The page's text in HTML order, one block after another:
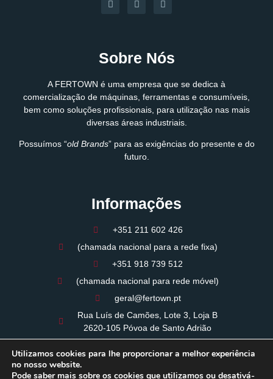
Sobre Nós
A FERTOWN é uma empresa que se dedica à
comercialização de máquinas, ferramentas e consumíveis,
bem como soluções profissionais, para utilização nas mais
diversas áreas industriais.
Possuímos “old Brands” para as exigências do presente e do
futuro.
Informações
+351 211 602 426
(chamada nacional para a rede fixa)
+351 918 739 512
(chamada nacional para rede móvel)
geral@fertown.pt
Rua Luís de Camões, Lote 3, Loja B
2620-105 Póvoa de Santo Adrião
Utilizamos cookies para lhe proporcionar a melhor experiência
no nosso website.
Pode saber mais sobre os cookies que utilizamos ou desativá-